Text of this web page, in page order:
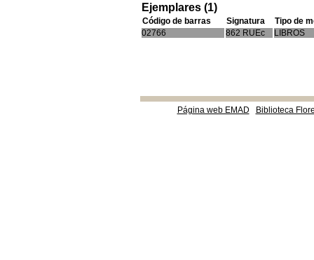
Ejemplares (1)
Código de barras Signatura
Tipo de
02766
862 RUEc LIBROS
Página web EMAD Biblioteca